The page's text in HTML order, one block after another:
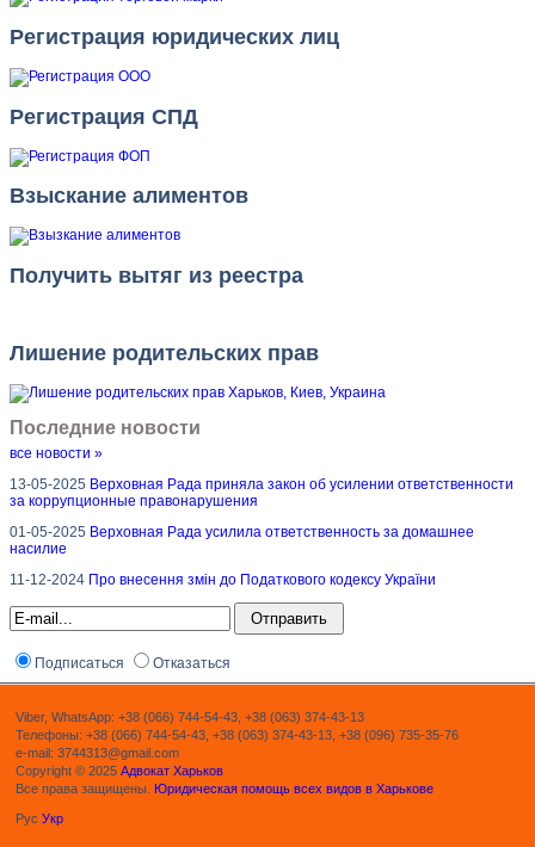
Регистрация юридических лиц
Регистрация СПД
Взыскание алиментов
Получить вытяг из реестра
Лишение родительских прав
Последние новости
все новости »
13-05-2025 Верховная Рада приняла закон об усилении ответственности
за коррупционные правонарушения
01-05-2025 Верховная Рада усилила ответственность за домашнее
насилие
11-12-2024 Про внесення змін до Податкового кодексу України
Подписаться Отказаться
Viber, WhatsApp: +38 (066) 744-54-43, +38 (063) 374-43-13
Телефоны: +38 (066) 744-54-43, +38 (063) 374-43-13, +38 (096) 735-35-76
e-mail: 3744313@gmail.com
Copyright © 2025 Адвокат Харьков
Все права защищены. Юридическая помощь всех видов в Харькове
Рус Укр